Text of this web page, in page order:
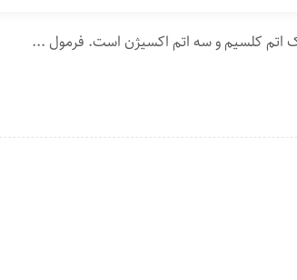
اتم کلسیم و سه اتم اکسیژن است. فرمول ...